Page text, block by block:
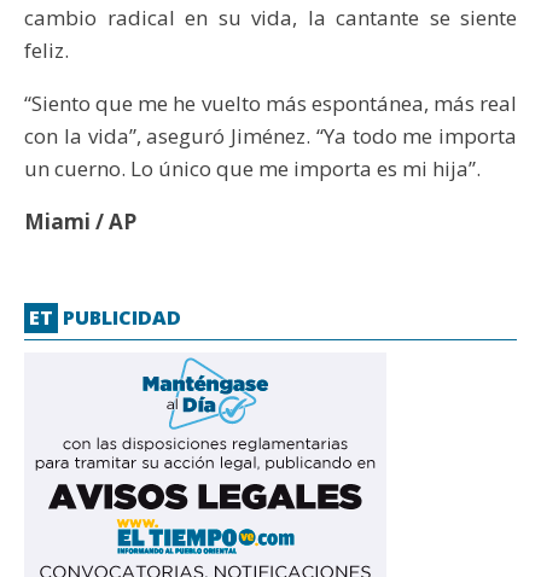
cambio radical en su vida, la cantante se siente
feliz.
“Siento que me he vuelto más espontánea, más real
con la vida”, aseguró Jiménez. “Ya todo me importa
un cuerno. Lo único que me importa es mi hija”.
Miami / AP
ET PUBLICIDAD